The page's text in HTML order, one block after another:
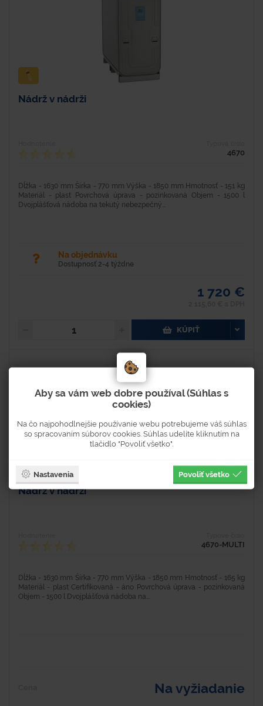
Nádrž v nádrži
4670
Dĺžka - 1630 mm Šírka - 770 mm Výška - 1850 mm Hmotnosť - 151 kg
Materiál - plast Povrchová úprava - pozinkovaná Objem - 1500 l
Dvojplášťová nádoba na tekutý nebezpečný...
Na objednávku
Dostupnosť 2-4 týždne
1 720 €
KÚPIŤ
Nádrž v nádrži
4670-MULTI
Dĺžka - 1630 mm Šírka - 770 mm Výška - 1850 mm Hmotnosť - 165 kg
Materiál - plast Certifikovaná - áno Povrchová úprava - pozinkovaná
Objem - 1500 l Dvojplášťová nádoba na...
Na vyžiadanie
Aby sa vám web dobre používal (Súhlas s
cookies)
Na čo najpohodlnejšie používanie webu potrebujeme váš súhlas
so spracovaním súborov cookies. Súhlas udelíte kliknutím na
tlačidlo "Povoliť všetko".
Nastavenia Povoliť všetko